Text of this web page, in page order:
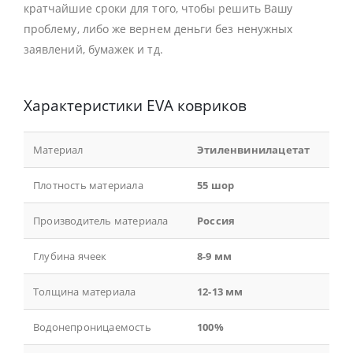
кратчайшие сроки для того, чтобы решить Вашу
проблему, либо же вернем деньги без ненужных
заявлений, бумажек и тд.
Характеристики EVA ковриков
Материал Этиленвинилацетат
Плотность материала 55 шор
Производитель материала Россия
Глубина ячеек 8-9 мм
Толщина материала 12-13 мм
Водонепроницаемость 100%